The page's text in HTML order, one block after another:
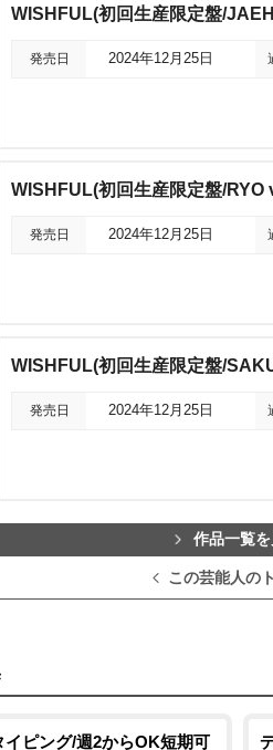
WISHFUL(初回生産限定盤/
発売日 2024年12月25日
WISHFUL(初回生産限定盤/RYO
発売日 2024年12月25日
WISHFUL(初回生産限定盤/
発売日 2024年12月25日
作品一覧を
この芸能人の
イピング/週2からOK短期可